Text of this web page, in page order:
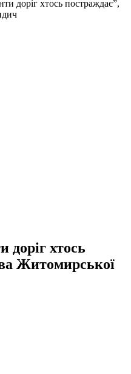
доріг хтось постраждає”,
доріг хтось
Житомирської